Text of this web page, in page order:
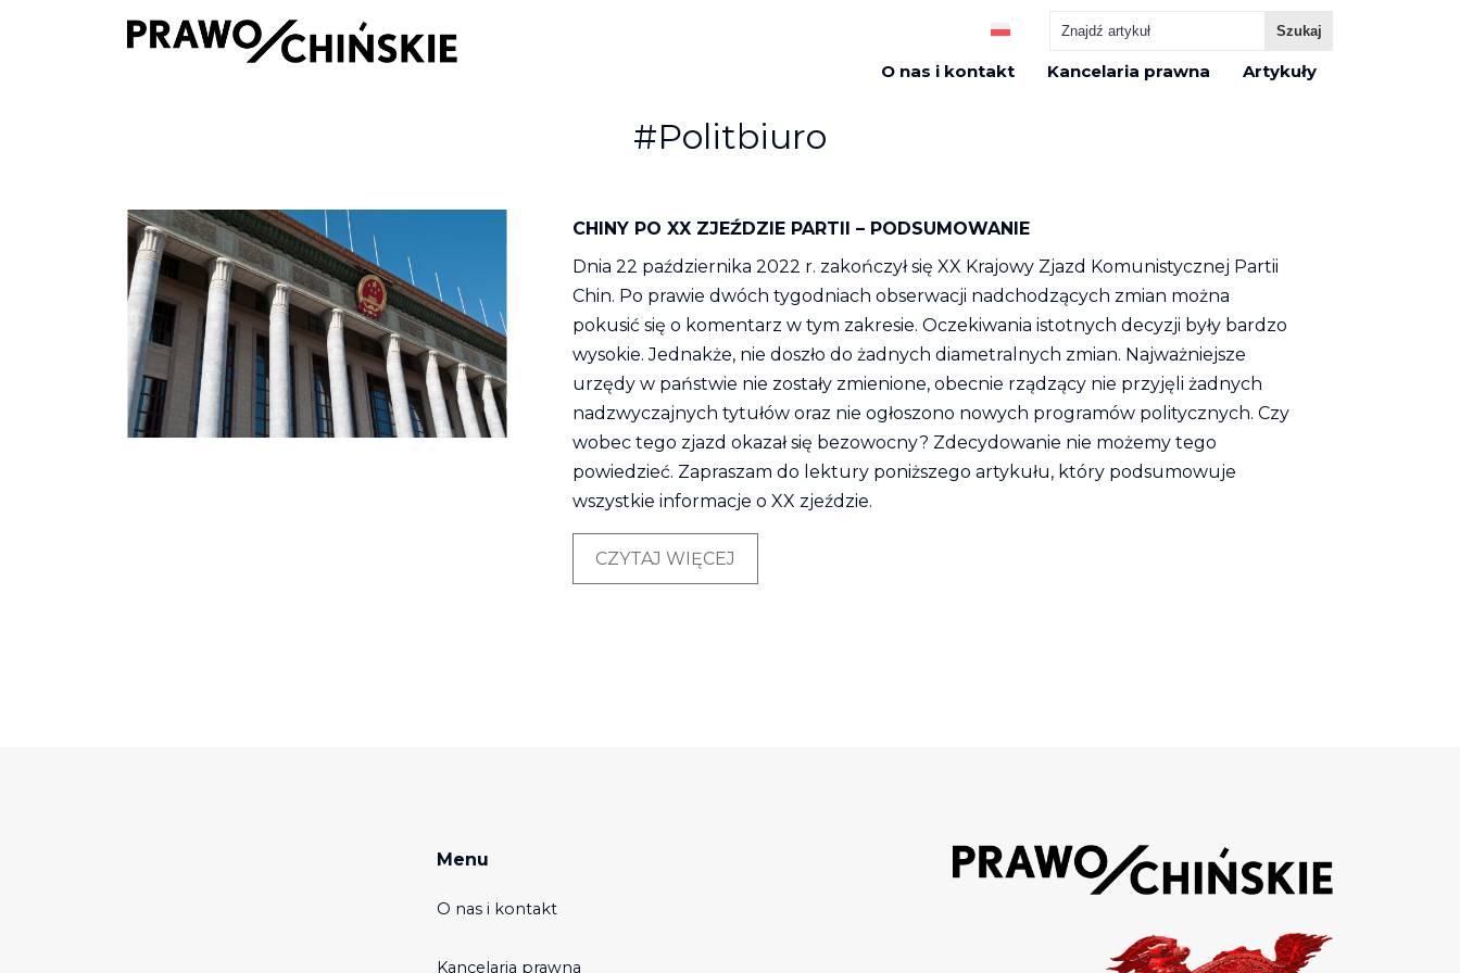
O nas i kontakt Kancelaria prawna Artykuły
#Politbiuro
CHINY PO XX ZJEŹDZIE PARTII – PODSUMOWANIE
Dnia 22 października 2022 r. zakończył się XX Krajowy Zjazd Komunistycznej Partii
Chin. Po prawie dwóch tygodniach obserwacji nadchodzących zmian można
pokusić się o komentarz w tym zakresie. Oczekiwania istotnych decyzji były bardzo
wysokie. Jednakże, nie doszło do żadnych diametralnych zmian. Najważniejsze
urzędy w państwie nie zostały zmienione, obecnie rządzący nie przyjęli żadnych
nadzwyczajnych tytułów oraz nie ogłoszono nowych programów politycznych. Czy
wobec tego zjazd okazał się bezowocny? Zdecydowanie nie możemy tego
powiedzieć. Zapraszam do lektury poniższego artykułu, który podsumowuje
wszystkie informacje o XX zjeździe.
CZYTAJ WIĘCEJ
Menu
O nas i kontakt
Kancelaria prawna